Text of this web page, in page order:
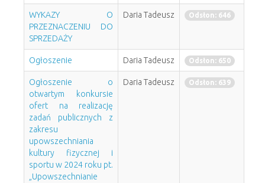
WYKAZY O
PRZEZNACZENIU DO
SPRZEDAŻY
Daria Tadeusz Odsłon: 646
Ogłoszenie Daria Tadeusz Odsłon: 650
Ogłoszenie o
otwartym konkursie
ofert na realizację
zadań publicznych z
zakresu
upowszechniania
kultury fizycznej i
sportu w 2024 roku pt.
„Upowszechnianie
Daria Tadeusz Odsłon: 639